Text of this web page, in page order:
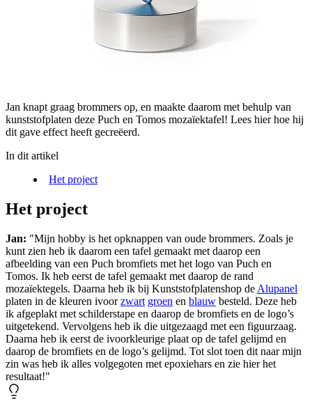
Jan knapt graag brommers op, en maakte daarom met behulp van
kunststofplaten deze Puch en Tomos mozaïektafel! Lees hier hoe hij
dit gave effect heeft gecreëerd.
In dit artikel
Het project
Het project
Jan: "Mijn hobby is het opknappen van oude brommers. Zoals je
kunt zien heb ik daarom een tafel gemaakt met daarop een
afbeelding van een Puch bromfiets met het logo van Puch en
Tomos. Ik heb eerst de tafel gemaakt met daarop de rand
mozaïektegels. Daarna heb ik bij Kunststofplatenshop de Alupanel
platen in de kleuren ivoorzwart groen en blauw besteld. Deze heb
ik afgeplakt met schilderstape en daarop de bromfiets en de logo’s
uitgetekend. Vervolgens heb ik die uitgezaagd met een figuurzaag.
Daarna heb ik eerst de ivoorkleurige plaat op de tafel gelijmd en
daarop de bromfiets en de logo’s gelijmd. Tot slot toen dit naar mijn
zin was heb ik alles volgegoten met epoxiehars en zie hier het
resultaat!"